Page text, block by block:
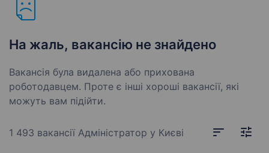
На жаль, вакансію не знайдено
Вакансія була видалена або прихована
роботодавцем. Проте є інші хороші вакансії, які
можуть вам підійти.
1 493 вакансії Адміністратор у Києві